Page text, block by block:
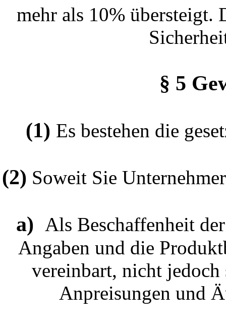
mehr als 10% übersteigt.
§ 5
(1) Es bestehen die
(2) Soweit Sie
a) Als Beschaffenheit
Angaben und die
vereinbart, nicht
Anpreisungen und